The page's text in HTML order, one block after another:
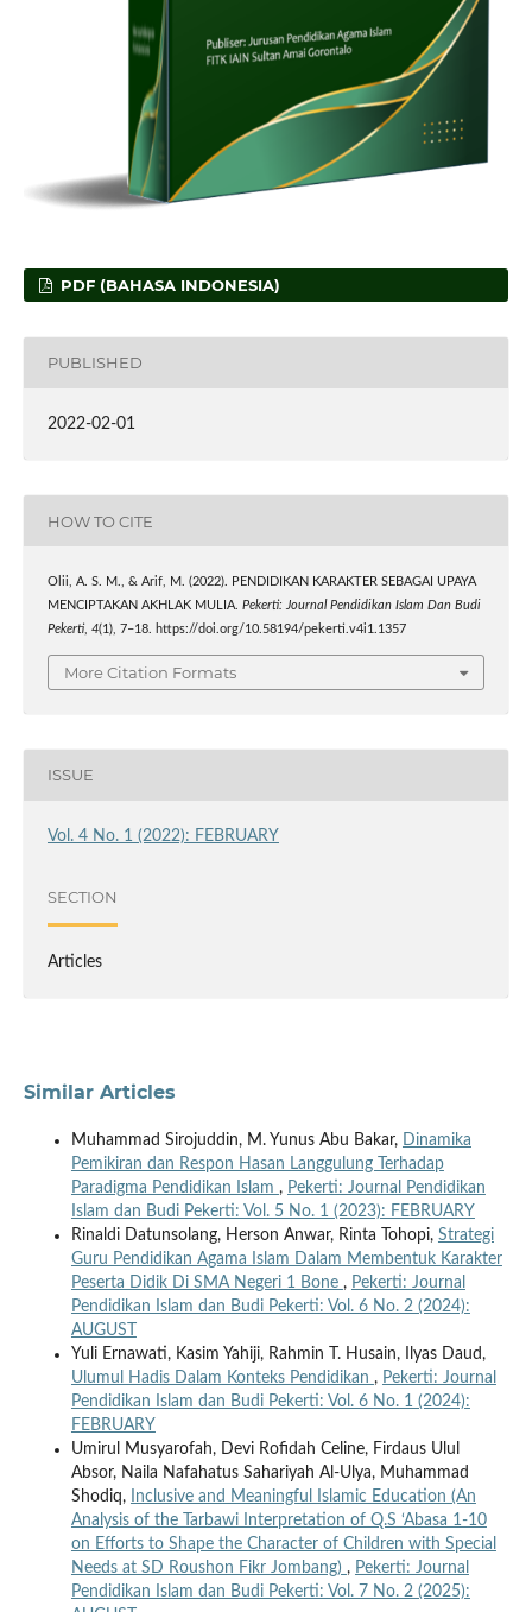
PDF (BAHASA INDONESIA)
PUBLISHED
2022-02-01
HOW TO CITE
Olii, A. S. M., & Arif, M. (2022). PENDIDIKAN KARAKTER SEBAGAI UPAYA
MENCIPTAKAN AKHLAK MULIA. Pekerti: Journal Pendidikan Islam Dan Budi
Pekerti, 4(1), 7–18. https://doi.org/10.58194/pekerti.v4i1.1357
More Citation Formats
ISSUE
Vol. 4 No. 1 (2022): FEBRUARY
SECTION
Articles
Similar Articles
Muhammad Sirojuddin, M. Yunus Abu Bakar,
Dinamika
Pemikiran dan Respon Hasan Langgulung Terhadap
Paradigma Pendidikan Islam , Pekerti: Journal Pendidikan
Islam dan Budi Pekerti: Vol. 5 No. 1 (2023): FEBRUARY
Rinaldi Datunsolang, Herson Anwar, Rinta Tohopi, Strategi
Guru Pendidikan Agama Islam Dalam Membentuk Karakter
Peserta Didik Di SMA Negeri 1 Bone , Pekerti: Journal
Pendidikan Islam dan Budi Pekerti: Vol. 6 No. 2 (2024):
AUGUST
Yuli Ernawati, Kasim Yahiji, Rahmin T. Husain, Ilyas Daud,
Ulumul Hadis Dalam Konteks Pendidikan , Pekerti: Journal
Pendidikan Islam dan Budi Pekerti: Vol. 6 No. 1 (2024):
FEBRUARY
Umirul Musyarofah, Devi Rofidah Celine, Firdaus Ulul
Absor, Naila Nafahatus Sahariyah Al-Ulya, Muhammad
Shodiq,
Inclusive and Meaningful Islamic Education (An
Analysis of the Tarbawi Interpretation of Q.S ‘Abasa 1-10
on Efforts to Shape the Character of Children with Special
Needs at SD Roushon Fikr Jombang) , Pekerti: Journal
Pendidikan Islam dan Budi Pekerti: Vol. 7 No. 2 (2025):